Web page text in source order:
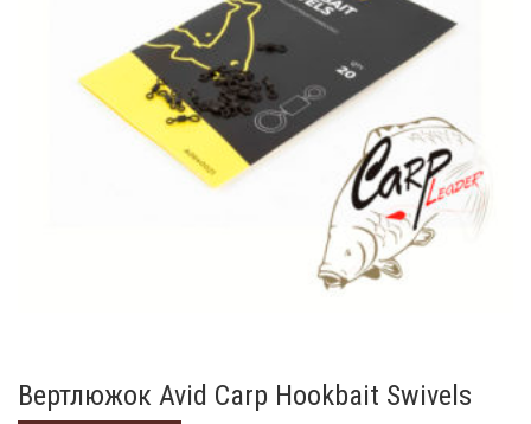
Вертлюжок Avid Carp Hookbait Swivels